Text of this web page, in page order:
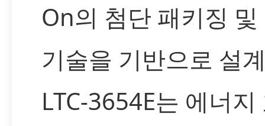
On의 첨단 패키징 및
기술을 기반으로 설
LTC-3654E는 에너지